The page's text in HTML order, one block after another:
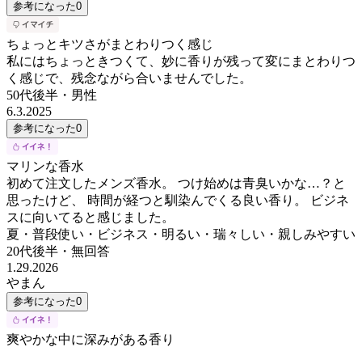
参考になった0
ちょっとキツさがまとわりつく感じ
私にはちょっときつくて、妙に香りが残って変にまとわりつ
く感じで、残念ながら合いませんでした。
50代後半 ・ 男性
6.3.2025
参考になった0
マリンな香水
初めて注文したメンズ香水。 つけ始めは青臭いかな…？と
思ったけど、 時間が経つと馴染んでくる良い香り。 ビジネ
スに向いてると感じました。
夏・普段使い・ビジネス・明るい・瑞々しい・親しみやすい
20代後半 ・ 無回答
1.29.2026
やまん
参考になった0
爽やかな中に深みがある香り